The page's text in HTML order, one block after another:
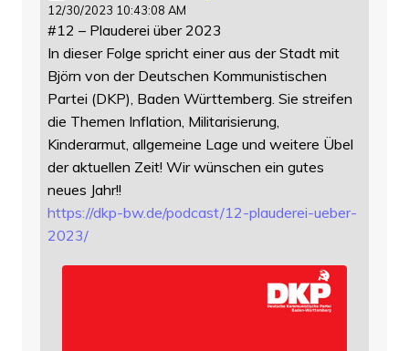
12/30/2023 10:43:08 AM
#12 – Plauderei über 2023
In dieser Folge spricht einer aus der Stadt mit
Björn von der Deutschen Kommunistischen
Partei (DKP), Baden Württemberg. Sie streifen
die Themen Inflation, Militarisierung,
Kinderarmut, allgemeine Lage und weitere Übel
der aktuellen Zeit! Wir wünschen ein gutes
neues Jahr!!
https://dkp-bw.de/podcast/12-plauderei-ueber-
2023/